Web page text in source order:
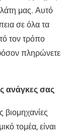
μας. Αυτό
σε όλα τα
τον τρόπο
πληρώνετε
ανάγκες σας
βιομηχανίες
τομέα, είναι